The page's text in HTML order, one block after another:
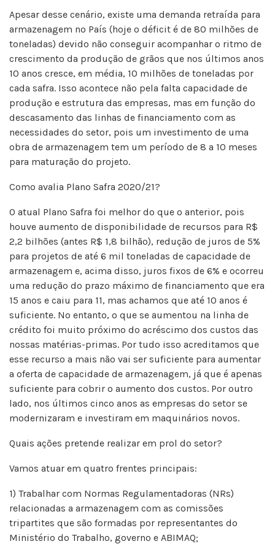
Apesar desse cenário, existe uma demanda retraída para
armazenagem no País (hoje o déficit é de 80 milhões de
toneladas) devido não conseguir acompanhar o ritmo de
crescimento da produção de grãos que nos últimos anos
10 anos cresce, em média, 10 milhões de toneladas por
cada safra. Isso acontece não pela falta capacidade de
produção e estrutura das empresas, mas em função do
descasamento das linhas de financiamento com as
necessidades do setor, pois um investimento de uma
obra de armazenagem tem um período de 8 a 10 meses
para maturação do projeto.
Como avalia Plano Safra 2020/21?
O atual Plano Safra foi melhor do que o anterior, pois
houve aumento de disponibilidade de recursos para R$
2,2 bilhões (antes R$ 1,8 bilhão), redução de juros de 5%
para projetos de até 6 mil toneladas de capacidade de
armazenagem e, acima disso, juros fixos de 6% e ocorreu
uma redução do prazo máximo de financiamento que era
15 anos e caiu para 11, mas achamos que até 10 anos é
suficiente. No entanto, o que se aumentou na linha de
crédito foi muito próximo do acréscimo dos custos das
nossas matérias-primas. Por tudo isso acreditamos que
esse recurso a mais não vai ser suficiente para aumentar
a oferta de capacidade de armazenagem, já que é apenas
suficiente para cobrir o aumento dos custos. Por outro
lado, nos últimos cinco anos as empresas do setor se
modernizaram e investiram em maquinários novos.
Quais ações pretende realizar em prol do setor?
Vamos atuar em quatro frentes principais:
1) Trabalhar com Normas Regulamentadoras (NRs)
relacionadas a armazenagem com as comissões
tripartites que são formadas por representantes do
Ministério do Trabalho, governo e ABIMAQ;